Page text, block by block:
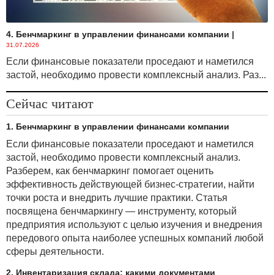
4. Бенчмаркинг в управлении финансами компании |
31.07.2026
Если финансовые показатели проседают и наметился
застой, необходимо провести комплексный анализ. Раз...
Сейчас читают
1. Бенчмаркинг в управлении финансами компании
Если финансовые показатели проседают и наметился
застой, необходимо провести комплексный анализ.
Разберем, как бенчмаркинг помогает оценить
эффективность действующей бизнес-стратегии, найти
точки роста и внедрить лучшие практики. Статья
посвящена бенчмаркингу — инструменту, который
предприятия используют с целью изучения и внедрения
передового опыта наиболее успешных компаний любой
сферы деятельности.
2. Инвентаризация склада: какими документами